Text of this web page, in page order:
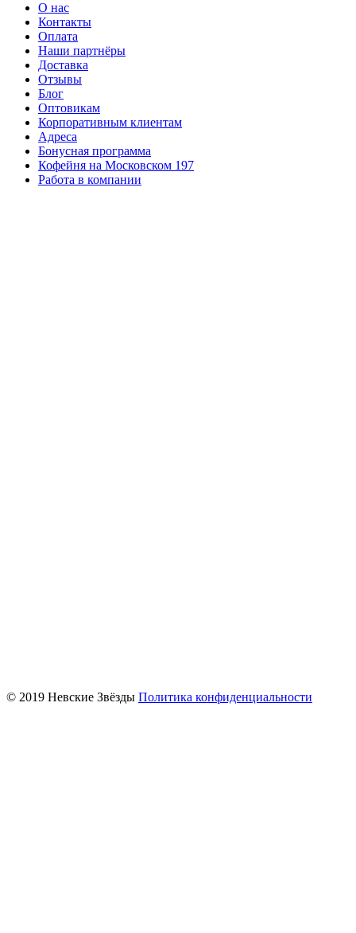
О нас
Контакты
Оплата
Наши партнёры
Доставка
Отзывы
Блог
Оптовикам
Корпоративным клиентам
Адреса
Бонусная программа
Кофейня на Московском 197
Работа в компании
© 2019 Невские Звёзды Политика конфиденциальности